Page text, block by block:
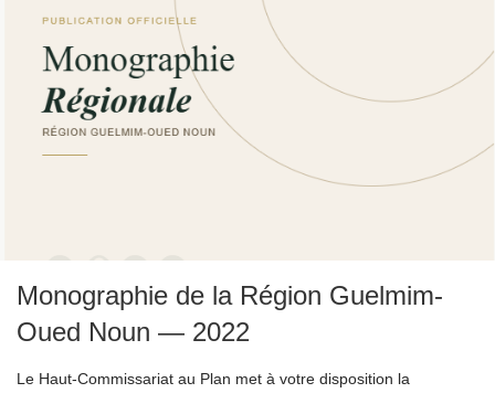
Monographie de la Région Guelmim-
Oued Noun — 2022
Le Haut-Commissariat au Plan met à votre disposition la